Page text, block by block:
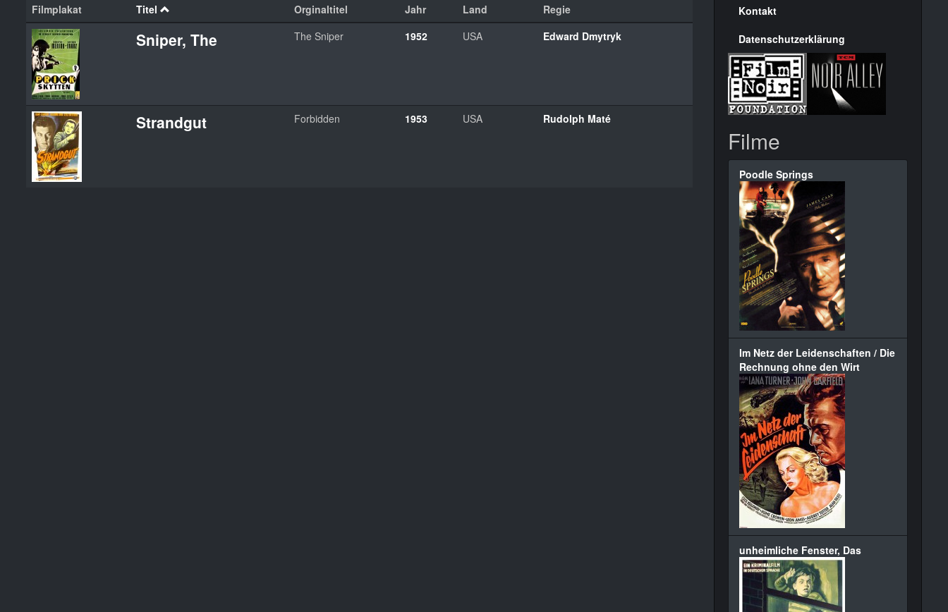
Filmplakat Titel Orginaltitel Jahr Land Regie
Sniper, The The Sniper 1952 USA Edward Dmytryk
Strandgut Forbidden 1953 USA Rudolph Maté
Kontakt
Datenschutzerklärung
Filme
Poodle Springs
Im Netz der Leidenschaften / Die
Rechnung ohne den Wirt
unheimliche Fenster, Das